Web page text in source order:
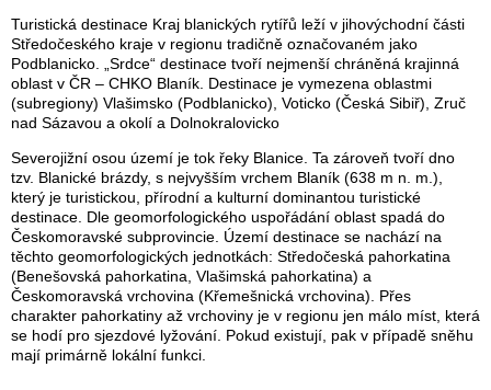
Turistická destinace Kraj blanických rytířů leží v jihovýchodní části
Středočeského kraje v regionu tradičně označovaném jako
Podblanicko. „Srdce“ destinace tvoří nejmenší chráněná krajinná
oblast v ČR – CHKO Blaník. Destinace je vymezena oblastmi
(subregiony) Vlašimsko (Podblanicko), Voticko (Česká Sibiř), Zruč
nad Sázavou a okolí a Dolnokralovicko
Severojižní osou území je tok řeky Blanice. Ta zároveň tvoří dno
tzv. Blanické brázdy, s nejvyšším vrchem Blaník (638 m n. m.),
který je turistickou, přírodní a kulturní dominantou turistické
destinace. Dle geomorfologického uspořádání oblast spadá do
Českomoravské subprovincie. Území destinace se nachází na
těchto geomorfologických jednotkách: Středočeská pahorkatina
(Benešovská pahorkatina, Vlašimská pahorkatina) a
Českomoravská vrchovina (Křemešnická vrchovina). Přes
charakter pahorkatiny až vrchoviny je v regionu jen málo míst, která
se hodí pro sjezdové lyžování. Pokud existují, pak v případě sněhu
mají primárně lokální funkci.